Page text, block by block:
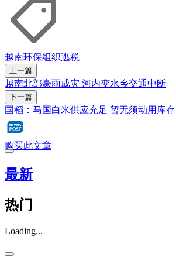
越南环保组织逃税
上一篇
越南北部豪雨成灾 河内变水乡交通中断
下一篇
国稻：马国白米供应充足 暂无须动用库存
购买此文章
最新
热门
Loading...